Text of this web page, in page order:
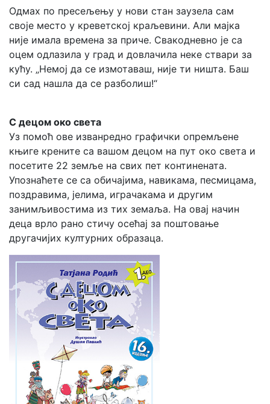
Одмах по пресељењу у нови стан заузела сам
своје место у креветској краљевини. Али мајка
није имала времена за приче. Свакодневно је са
оцем одлазила у град и довлачила неке ствари за
кућу. „Немој да се измотаваш, није ти ништа. Баш
си сад нашла да се разболиш!“
С децом око света
Уз помоћ ове изванредно графички опремљене
књиге крените са вашом децом на пут око света и
посетите 22 земље на свих пет континената.
Упознаћете се са обичајима, навикама, песмицама,
поздравима, јелима, играчакама и другим
занимљивостима из тих земаља. На овај начин
деца врло рано стичу осећај за поштовање
другачијих културних образаца.